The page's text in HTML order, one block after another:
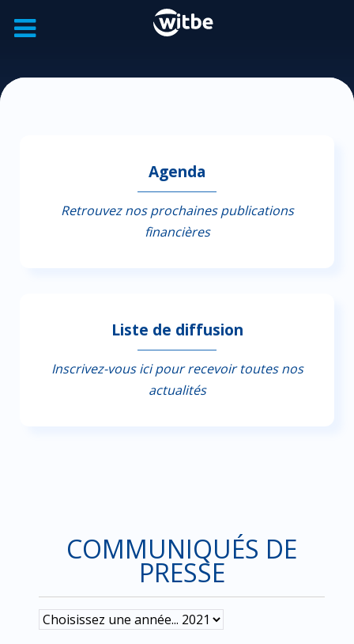
Agenda
Retrouvez nos prochaines publications
financières
Liste de diffusion
Inscrivez-vous ici pour recevoir toutes nos
actualités
COMMUNIQUÉS DE
PRESSE